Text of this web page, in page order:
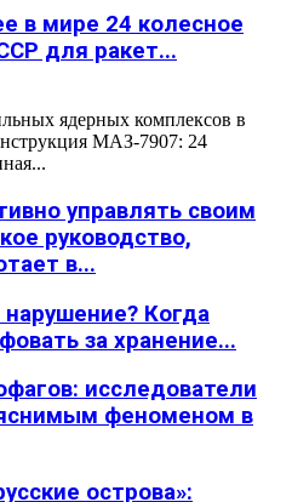
в мире 24 колесное
для ракет...
ядерных комплексов в
МАЗ-7907: 24
управлять своим
руководство,
в...
Когда
за хранение...
исследователи
феноменом в
острова»: